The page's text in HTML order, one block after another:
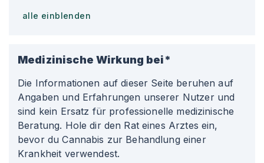
alle einblenden
Medizinische Wirkung bei*
Die Informationen auf dieser Seite beruhen auf
Angaben und Erfahrungen unserer Nutzer und
sind kein Ersatz für professionelle medizinische
Beratung. Hole dir den Rat eines Arztes ein,
bevor du Cannabis zur Behandlung einer
Krankheit verwendest.